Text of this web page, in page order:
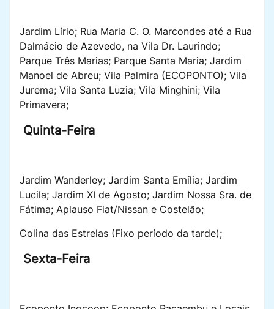
Jardim Lírio; Rua Maria C. O. Marcondes até a Rua
Dalmácio de Azevedo, na Vila Dr. Laurindo;
Parque Três Marias; Parque Santa Maria; Jardim
Manoel de Abreu; Vila Palmira (ECOPONTO); Vila
Jurema; Vila Santa Luzia; Vila Minghini; Vila
Primavera;
Quinta-Feira
Jardim Wanderley; Jardim Santa Emília; Jardim
Lucila; Jardim XI de Agosto; Jardim Nossa Sra. de
Fátima; Aplauso Fiat/Nissan e Costelão;
Colina das Estrelas (Fixo período da tarde);
Sexta-Feira